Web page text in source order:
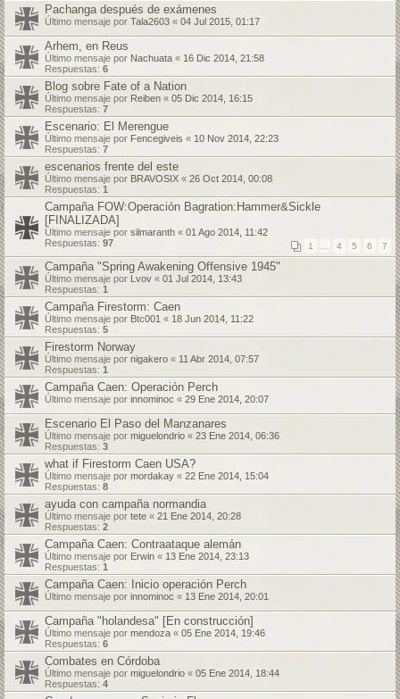
Pachanga después de exámenes
Último mensaje por Tala2603 « 04 Jul 2015, 01:17
Arhem, en Reus
Último mensaje por Nachuata « 16 Dic 2014, 21:58
Respuestas: 6
Blog sobre Fate of a Nation
Último mensaje por Reiben « 05 Dic 2014, 16:15
Respuestas: 7
Escenario: El Merengue
Último mensaje por Fencegiveis « 10 Nov 2014, 22:23
Respuestas: 7
escenarios frente del este
Último mensaje por BRAVOSIX « 26 Oct 2014, 00:08
Respuestas: 1
Campaña FOW:Operación Bagration:Hammer&Sickle
[FINALIZADA]
Último mensaje por silmaranth « 01 Ago 2014, 11:42
Respuestas: 97 1 4 5 6 7
Campaña "Spring Awakening Offensive 1945"
Último mensaje por Lvov « 01 Jul 2014, 13:43
Respuestas: 1
Campaña Firestorm: Caen
Último mensaje por Btc001 « 18 Jun 2014, 11:22
Respuestas: 5
Firestorm Norway
Último mensaje por nigakero « 11 Abr 2014, 07:57
Respuestas: 1
Campaña Caen: Operación Perch
Último mensaje por innominoc « 29 Ene 2014, 20:07
Escenario El Paso del Manzanares
Último mensaje por miguelondrio « 23 Ene 2014, 06:36
Respuestas: 3
what if Firestorm Caen USA?
Último mensaje por mordakay « 22 Ene 2014, 15:04
Respuestas: 8
ayuda con campaña normandia
Último mensaje por tete « 21 Ene 2014, 20:28
Respuestas: 2
Campaña Caen: Contraataque alemán
Último mensaje por Erwin « 13 Ene 2014, 23:13
Respuestas: 1
Campaña Caen: Inicio operación Perch
Último mensaje por innominoc « 13 Ene 2014, 20:01
Campaña "holandesa" [En construcción]
Último mensaje por mendoza « 05 Ene 2014, 19:46
Respuestas: 6
Combates en Córdoba
Último mensaje por miguelondrio « 05 Ene 2014, 18:44
Respuestas: 4